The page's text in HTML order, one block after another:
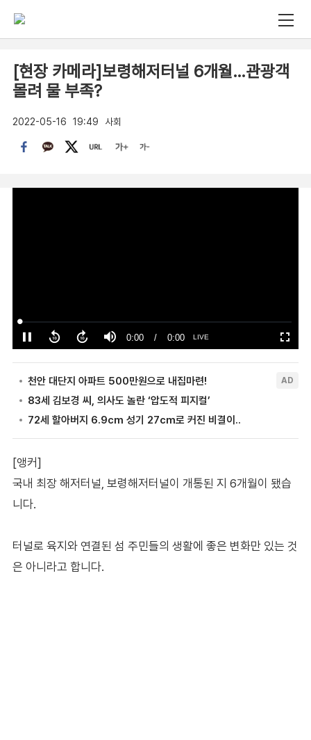
[현장 카메라]보령해저터널 6개월…관광객
몰려 물 부족?
2022-05-16 19:49 사회
[앵커]
국내 최장 해저터널, 보령해저터널이 개통된 지 6개월이 됐습
니다.
터널로 육지와 연결된 섬 주민들의 생활에 좋은 변화만 있는 것
은 아니라고 합니다.